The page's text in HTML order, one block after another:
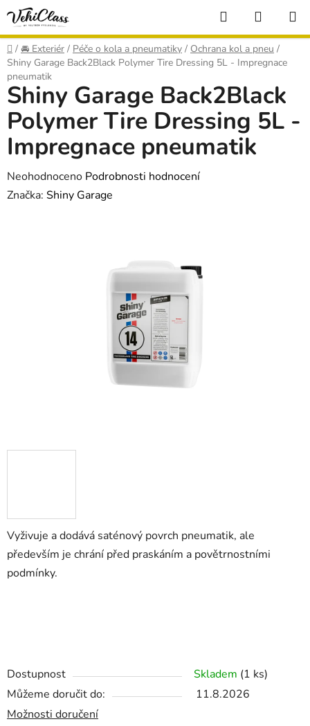
Přejít
obsah
Hledat
KOŠÍK
Domů
/ 🚘 Exteriér / Péče o kola a pneumatiky / Ochrana kol a pneu /
Shiny Garage Back2Black Polymer Tire Dressing 5L - Impregnace
pneumatik
Vyživuje a dodává saténový povrch pneumatik, ale
především je chrání před praskáním a povětrnostními
podmínky.
Dostupnost Skladem (1 ks)
Můžeme doručit do:
11.8.2026
Možnosti doručení
Shiny Garage Back2Black
Polymer Tire Dressing 5L -
Impregnace pneumatik
Průměrné
hodnocení
Neohodnoceno Podrobnosti hodnocení
Značka: Shiny Garage